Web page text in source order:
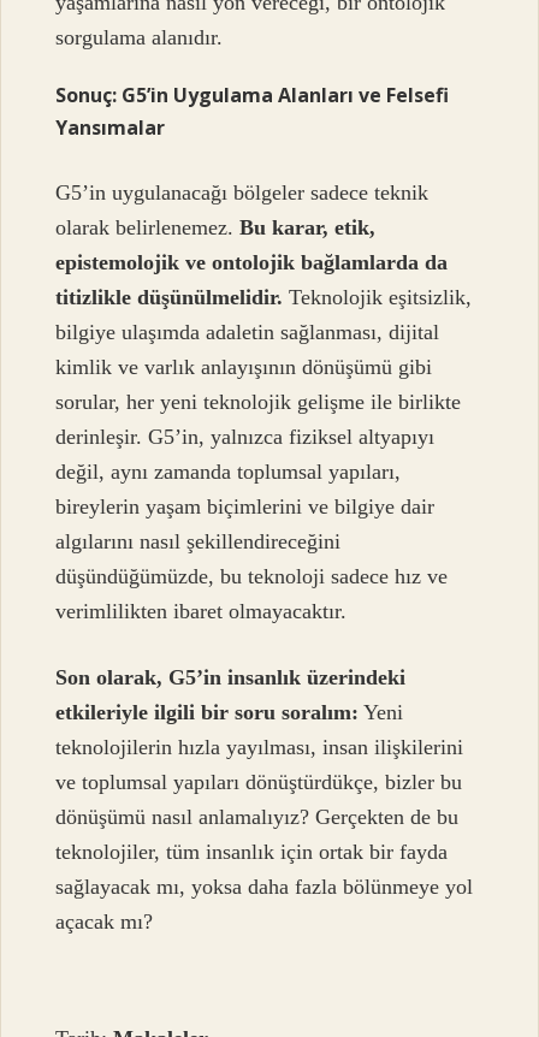
sorgulama alanıdır.
Sonuç: G5’in Uygulama Alanları ve Felsefi
Yansımalar
G5’in uygulanacağı bölgeler sadece teknik
olarak belirlenemez.Bu karar, etik,
epistemolojik ve ontolojik bağlamlarda da
titizlikle düşünülmelidir. Teknolojik eşitsizlik,
bilgiye ulaşımda adaletin sağlanması, dijital
kimlik ve varlık anlayışının dönüşümü gibi
sorular, her yeni teknolojik gelişme ile birlikte
derinleşir. G5’in, yalnızca fiziksel altyapıyı
değil, aynı zamanda toplumsal yapıları,
bireylerin yaşam biçimlerini ve bilgiye dair
algılarını nasıl şekillendireceğini
düşündüğümüzde, bu teknoloji sadece hız ve
verimlilikten ibaret olmayacaktır.
Son olarak, G5’in insanlık üzerindeki
etkileriyle ilgili bir soru soralım: Yeni
teknolojilerin hızla yayılması, insan ilişkilerini
ve toplumsal yapıları dönüştürdükçe, bizler bu
dönüşümü nasıl anlamalıyız? Gerçekten de bu
teknolojiler, tüm insanlık için ortak bir fayda
sağlayacak mı, yoksa daha fazla bölünmeye yol
açacak mı?